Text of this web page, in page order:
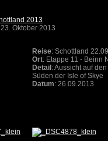
2013
Oktober 2013
Reise: Schottland
Ort: Etappe 11 - Beinn
Detail : Aussicht auf
Süden der Isle of Skye
Datum: 26.09.2013